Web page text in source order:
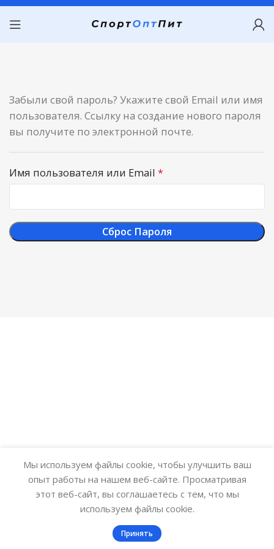
Забыли свой пароль? Укажите свой Email или имя
пользователя. Ссылку на создание нового пароля
вы получите по электронной почте.
Имя пользователя или Email *
Сброс Пароля
Мы используем файлы cookie, чтобы улучшить ваш
опыт работы на нашем веб-сайте. Просматривая
этот веб-сайт, вы соглашаетесь с тем, что мы
используем файлы cookie.
Принять